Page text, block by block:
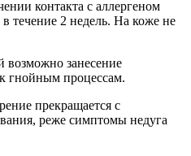
контакта с аллергеном
течение 2 недель. На коже не
занесение
гнойным процессам.
прекращается с
реже симптомы недуга